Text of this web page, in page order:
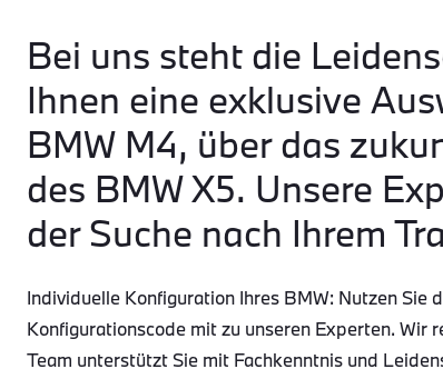
Bei uns steht die
Ihnen eine exklusive
BMW M4, über das
des BMW X5. Unsere
der Suche nach Ihrem
Individuelle Konfiguration Ihres BMW: Nutzen Sie
Konfigurationscode mit zu unseren Experten. Wir
Team unterstützt Sie mit Fachkenntnis und